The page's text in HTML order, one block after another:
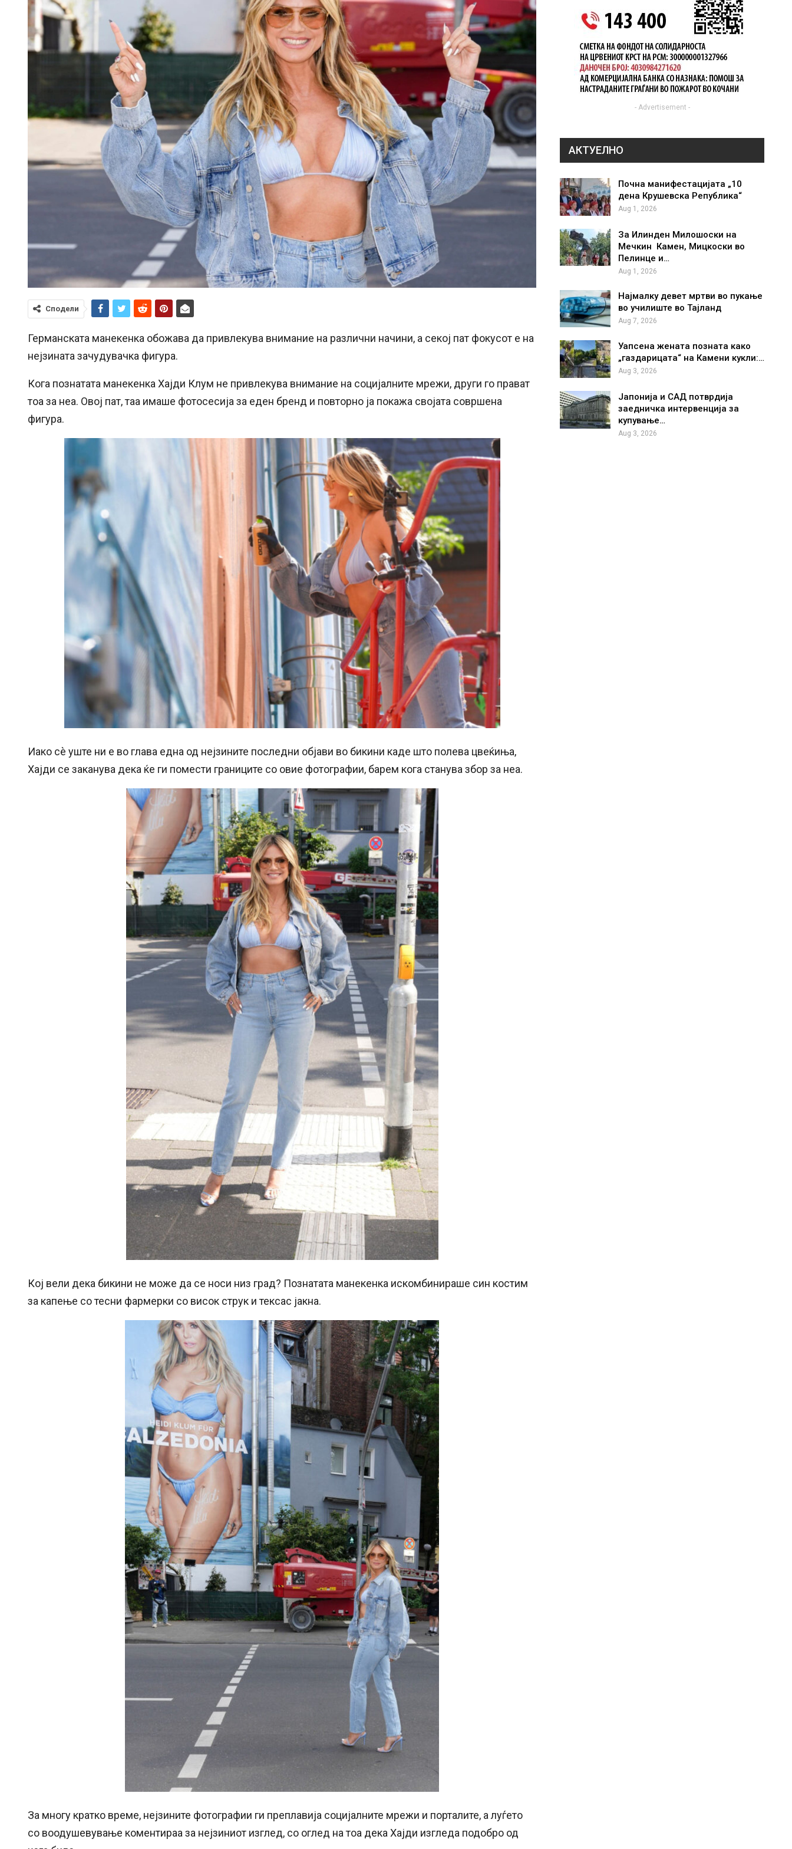
Сподели
Германската манекенка обожава да привлекува внимание на различни начини, а секој пат фокусот е на
нејзината зачудувачка фигура.
Кога познатата манекенка Хајди Клум не привлекува внимание на социјалните мрежи, други го прават
тоа за неа. Овој пат, таа имаше фотосесија за еден бренд и повторно ја покажа својата совршена
фигура.
Иако сè уште ни е во глава една од нејзините последни објави во бикини каде што полева цвеќиња,
Хајди се заканува дека ќе ги помести границите со овие фотографии, барем кога станува збор за неа.
Кој вели дека бикини не може да се носи низ град? Познатата манекенка искомбинираше син костим
за капење со тесни фармерки со висок струк и тексас јакна.
За многу кратко време, нејзините фотографии ги преплавија социјалните мрежи и порталите, а луѓето
со воодушевување коментираа за нејзиниот изглед, со оглед на тоа дека Хајди изгледа подобро од
- Advertisement -
АКТУЕЛНО
Почна манифестацијата „10
дена Крушевска Република“
Aug 1, 2026
За Илинден Милошоски на
Мечкин Камен, Мицкоски во
Пелинце и…
Aug 1, 2026
Најмалку девет мртви во пукање
во училиште во Тајланд
Aug 7, 2026
Уапсена жената позната како
„газдарицата“ на Камени кукли:…
Aug 3, 2026
Јапонија и САД потврдија
заедничка интервенција за
купување…
Aug 3, 2026